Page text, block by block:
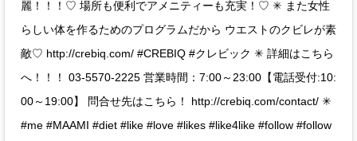
麗！！！♡ 場所も便利でアメニティーも充実！♡ ✳︎ また女性
らしい体を作るためのプログラムだから ウエストのクビレが素
敵♡ http://crebiq.com/ #CREBIQ #クレビック ✳︎ 詳細はこちら
へ！！！ 03-5570-2225 営業時間：7:00～23:00【電話受付:10:
00～19:00】 問合せ先はこちら！ http://crebiq.com/contact/ ✳︎
#me #MAAMI #diet #like #love #likes #like4like #follow #follow